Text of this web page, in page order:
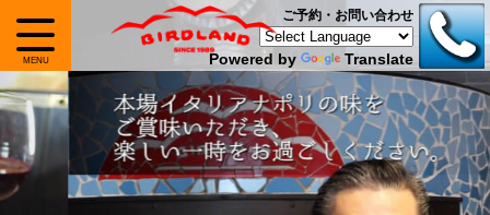
MENU
ご予約・お問い合わせ
Powered by Translate